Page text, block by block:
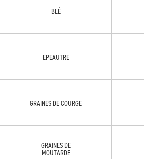
BLÉ
EPEAUTRE
GRAINES DE COURGE
GRAINES DE
MOUTARDE